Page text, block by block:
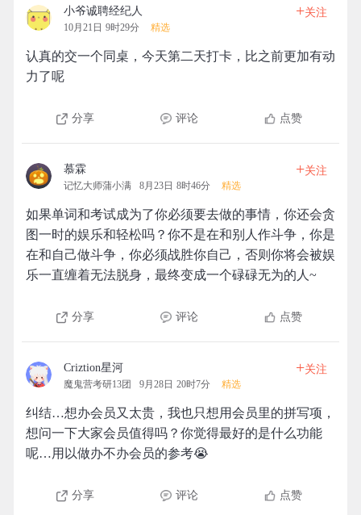
小爷诚聘经纪人
10月21日 9时29分 精选
+关注
认真的交一个同桌，今天第二天打卡，比之前更加有动
力了呢
分享 评论 点赞
慕霖
记忆大师蒲小满 8月23日 8时46分 精选
+关注
如果单词和考试成为了你必须要去做的事情，你还会贪
图一时的娱乐和轻松吗？你不是在和别人作斗争，你是
在和自己做斗争，你必须战胜你自己，否则你将会被娱
乐一直缠着无法脱身，最终变成一个碌碌无为的人~
分享 评论 点赞
Criztion星河
魔鬼营考研13团 9月28日 20时7分 精选
+关注
纠结…想办会员又太贵，我也只想用会员里的拼写项，
想问一下大家会员值得吗？你觉得最好的是什么功能
呢…用以做办不办会员的参考😭
分享 评论 点赞